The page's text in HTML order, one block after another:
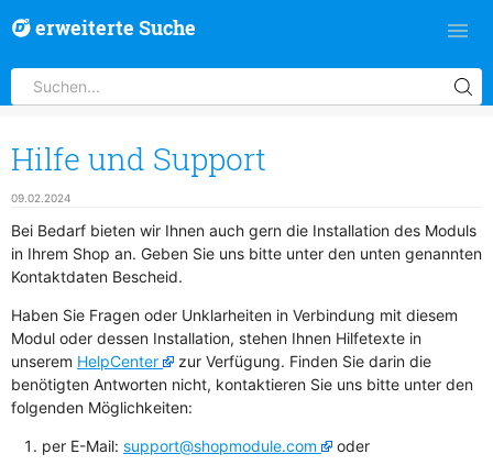
erweiterte Suche
Hilfe und Support
09.02.2024
Bei Bedarf bieten wir Ihnen auch gern die Installation des Moduls
in Ihrem Shop an. Geben Sie uns bitte unter den unten genannten
Kontaktdaten Bescheid.
Haben Sie Fragen oder Unklarheiten in Verbindung mit diesem
Modul oder dessen Installation, stehen Ihnen Hilfetexte in
unserem HelpCenter
zur Verfügung. Finden Sie darin die
benötigten Antworten nicht, kontaktieren Sie uns bitte unter den
folgenden Möglichkeiten:
per E-Mail: support@shopmodule.com
oder